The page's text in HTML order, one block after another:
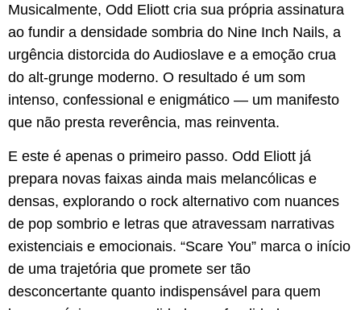
​Musicalmente, Odd Eliott cria sua própria assinatura
ao fundir a densidade sombria do Nine Inch Nails, a
urgência distorcida do Audioslave e a emoção crua
do alt-grunge moderno. O resultado é um som
intenso, confessional e enigmático — um manifesto
que não presta reverência, mas reinventa.
​E este é apenas o primeiro passo. Odd Eliott já
prepara novas faixas ainda mais melancólicas e
densas, explorando o rock alternativo com nuances
de pop sombrio e letras que atravessam narrativas
existenciais e emocionais. “Scare You” marca o início
de uma trajetória que promete ser tão
desconcertante quanto indispensável para quem